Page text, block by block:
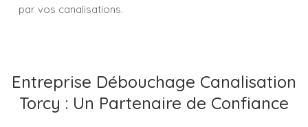
par vos canalisations.
Entreprise Débouchage Canalisation
Torcy : Un Partenaire de Confiance